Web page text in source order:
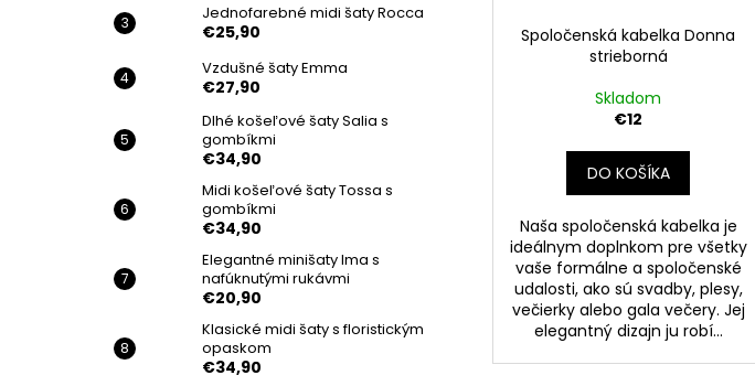
Jednofarebné midi šaty Rocca
€25,90
Vzdušné šaty Emma
€27,90
Dlhé košeľové šaty Salia s
gombíkmi
€34,90
Midi košeľové šaty Tossa s
gombíkmi
€34,90
Elegantné minišaty Ima s
nafúknutými rukávmi
€20,90
Klasické midi šaty s floristickým
opaskom
€34,90
Spoločenská kabelka Donna
strieborná
Skladom
€12
DO KOŠÍKA
Naša spoločenská kabelka je
ideálnym doplnkom pre všetky
vaše formálne a spoločenské
udalosti, ako sú svadby, plesy,
večierky alebo gala večery. Jej
elegantný dizajn ju robí...